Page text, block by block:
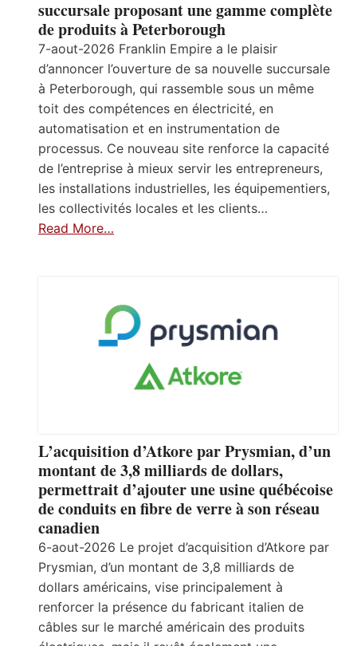
succursale proposant une gamme complète
de produits à Peterborough
7-aout-2026 Franklin Empire a le plaisir
d’annoncer l’ouverture de sa nouvelle succursale
à Peterborough, qui rassemble sous un même
toit des compétences en électricité, en
automatisation et en instrumentation de
processus. Ce nouveau site renforce la capacité
de l’entreprise à mieux servir les entrepreneurs,
les installations industrielles, les équipementiers,
les collectivités locales et les clients…
Read More…
L’acquisition d’Atkore par Prysmian, d’un
montant de 3,8 milliards de dollars,
permettrait d’ajouter une usine québécoise
de conduits en fibre de verre à son réseau
canadien
6-aout-2026 Le projet d’acquisition d’Atkore par
Prysmian, d’un montant de 3,8 milliards de
dollars américains, vise principalement à
renforcer la présence du fabricant italien de
câbles sur le marché américain des produits